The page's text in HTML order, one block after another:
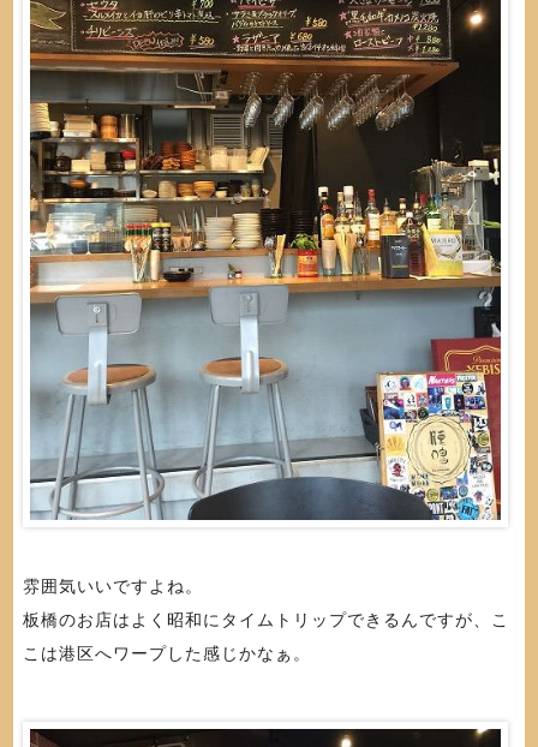
雰囲気いいですよね。
板橋のお店はよく昭和にタイムトリップできるんですが、こ
こは港区へワープした感じかなぁ。